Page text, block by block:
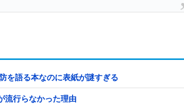
を語る本なのに表紙が謎すぎる
流行らなかった理由